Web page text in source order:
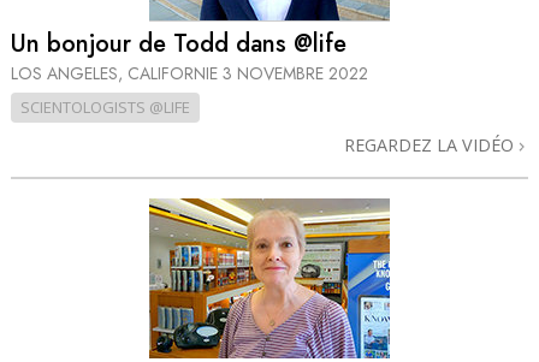
Un bonjour de Todd dans @life
LOS ANGELES, CALIFORNIE 3 NOVEMBRE 2022
SCIENTOLOGISTS @LIFE
REGARDEZ LA VIDÉO